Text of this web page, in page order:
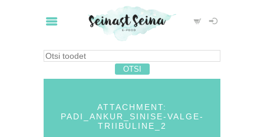
ATTACHMENT:
PADI_ANKUR_SINISE-VALGE-
TRIIBULINE_2